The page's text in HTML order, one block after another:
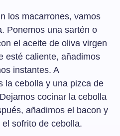
los macarrones, vamos
Ponemos una sartén o
el aceite de oliva virgen
esté caliente, añadimos
instantes. A
la cebolla y una pizca de
cocinar la cebolla
añadimos el bacon y
sofrito de cebolla.